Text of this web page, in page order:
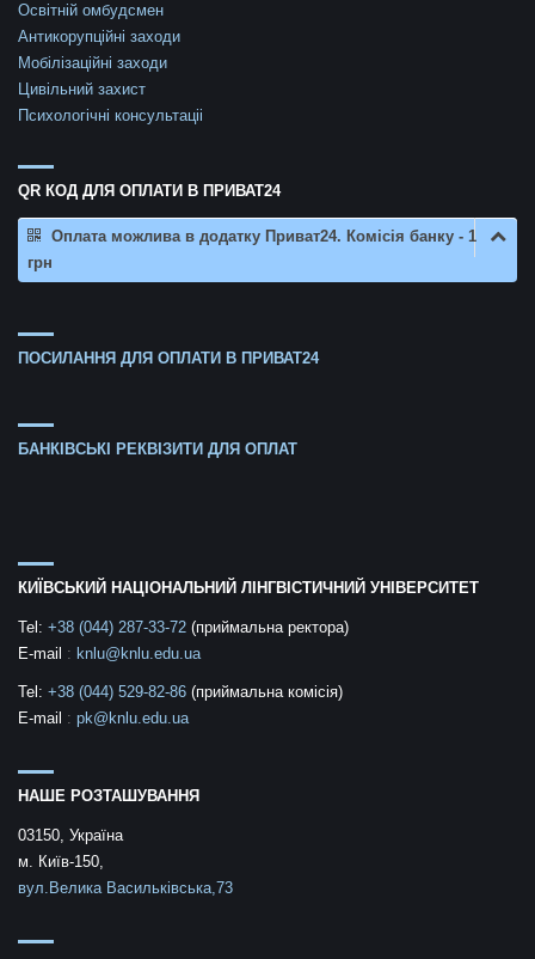
Освітній омбудсмен
Антикорупційні заходи
Мобілізаційні заходи
Цивільний захист
Психологічні консультаціі
QR КОД ДЛЯ ОПЛАТИ В ПРИВАТ24
Оплата можлива в додатку Приват24. Комісія банку - 1
грн
ПОСИЛАННЯ ДЛЯ ОПЛАТИ В ПРИВАТ24
БАНКІВСЬКІ РЕКВІЗИТИ ДЛЯ ОПЛАТ
КИЇВСЬКИЙ НАЦІОНАЛЬНИЙ ЛІНГВІСТИЧНИЙ УНІВЕРСИТЕТ
Tel: +38 (044) 287-33-72 (приймальна ректора)
E-mail : knlu@knlu.edu.ua
Tel: +38 (044) 529-82-86 (приймальна комісія)
E-mail : pk@knlu.edu.ua
НАШЕ РОЗТАШУВАННЯ
03150, Україна
м. Київ-150,
вул.Велика Васильківська,73